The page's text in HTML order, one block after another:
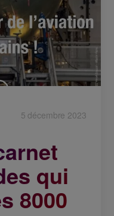
5 décembre 2023
qui
8000